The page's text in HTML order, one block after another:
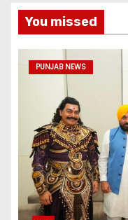
You missed
PUNJAB NEWS